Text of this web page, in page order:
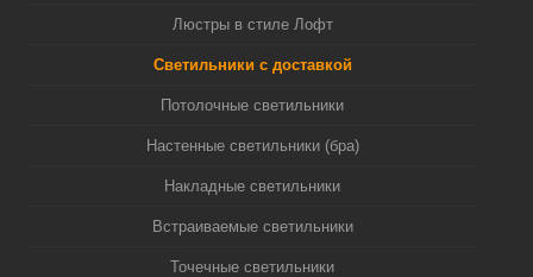
Люстры в стиле Лофт
Светильники с доставкой
Потолочные светильники
Настенные светильники (бра)
Накладные светильники
Встраиваемые светильники
Точечные светильники